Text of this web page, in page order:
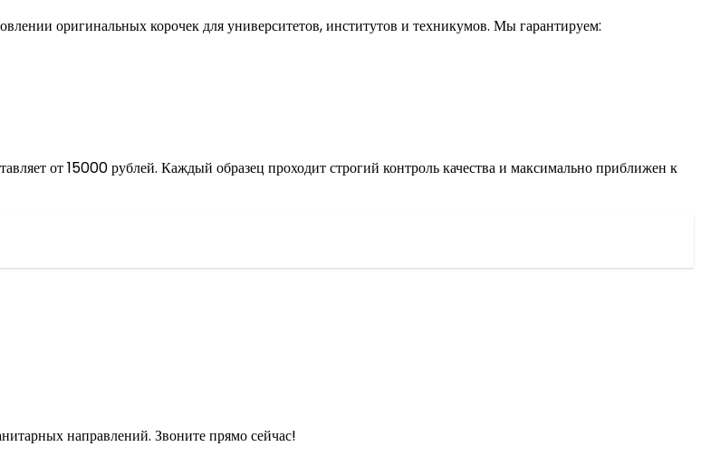
оригинальных корочек для университетов, институтов и техникумов. Мы гарантируем:
от 15000 рублей. Каждый образец проходит строгий контроль качества и максимально приближен к
направлений. Звоните прямо сейчас!